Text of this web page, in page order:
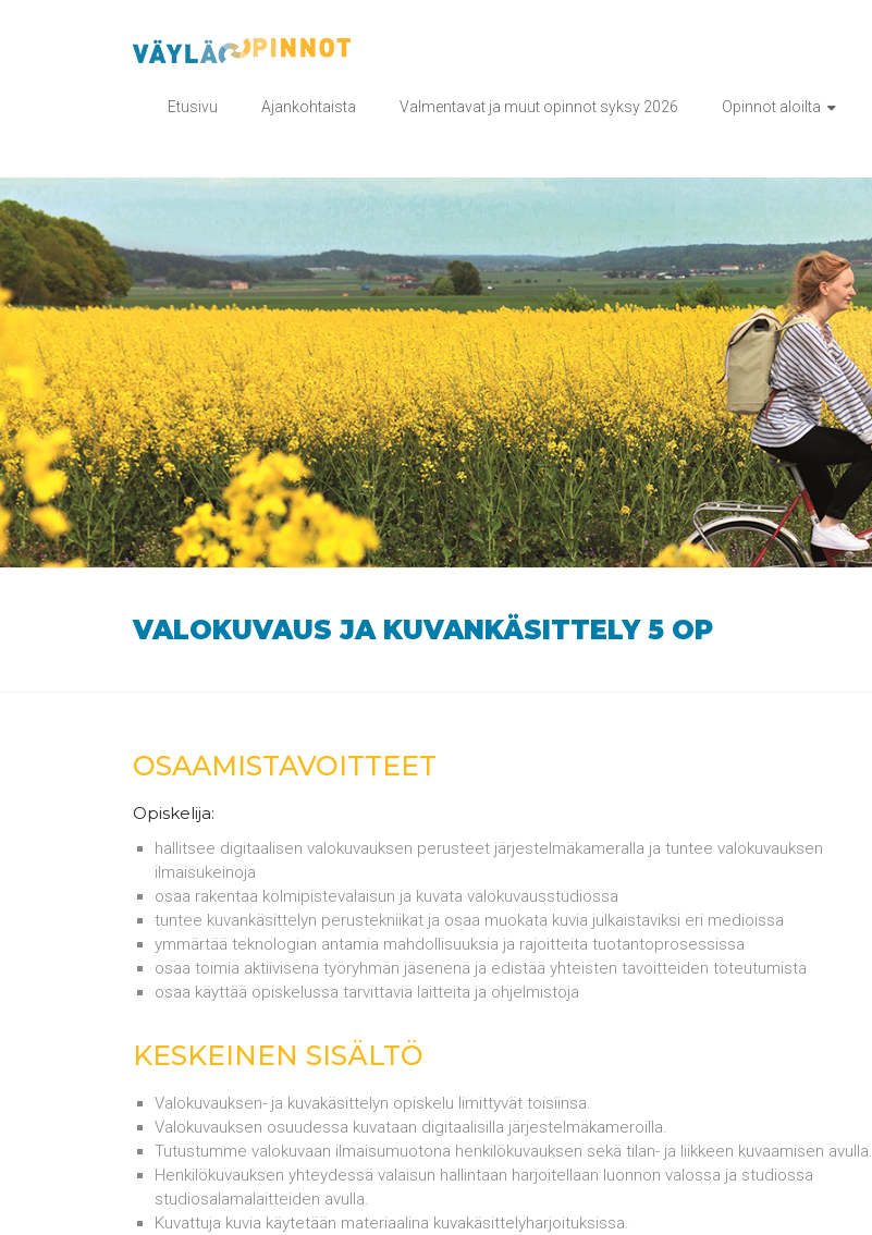
VÄYLÄOPINNOT
Etusivu Ajankohtaista Valmentavat ja muut opinnot syksy 2026 Opinnot aloilta
VALOKUVAUS JA KUVANKÄSITTELY 5 OP
OSAAMISTAVOITTEET
Opiskelija:
hallitsee digitaalisen valokuvauksen perusteet järjestelmäkameralla ja tuntee valokuvauksen
ilmaisukeinoja
osaa rakentaa kolmipistevalaisun ja kuvata valokuvausstudiossa
tuntee kuvankäsittelyn perustekniikat ja osaa muokata kuvia julkaistaviksi eri medioissa
ymmärtää teknologian antamia mahdollisuuksia ja rajoitteita tuotantoprosessissa
osaa toimia aktiivisena työryhmän jäsenenä ja edistää yhteisten tavoitteiden toteutumista
osaa käyttää opiskelussa tarvittavia laitteita ja ohjelmistoja
KESKEINEN SISÄLTÖ
Valokuvauksen- ja kuvakäsittelyn opiskelu limittyvät toisiinsa.
Valokuvauksen osuudessa kuvataan digitaalisilla järjestelmäkameroilla.
Tutustumme valokuvaan ilmaisumuotona henkilökuvauksen sekä tilan- ja liikkeen kuvaamisen avulla.
Henkilökuvauksen yhteydessä valaisun hallintaan harjoitellaan luonnon valossa ja studiossa
studiosalamalaitteiden avulla.
Kuvattuja kuvia käytetään materiaalina kuvakäsittelyharjoituksissa.